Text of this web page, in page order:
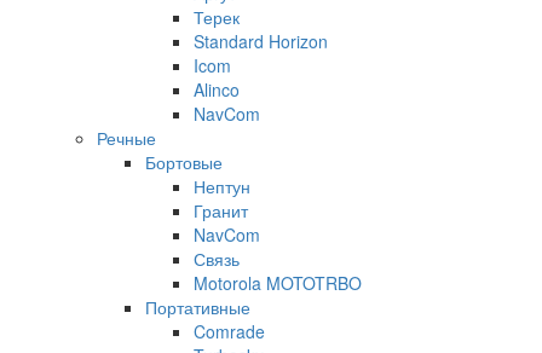
Терек
Standard Horizon
Icom
Alinco
NavCom
Речные
Бортовые
Нептун
Гранит
NavCom
Связь
Motorola MOTOTRBO
Портативные
Comrade